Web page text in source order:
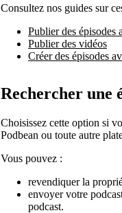
Consultez nos guides sur
Publier des épisodes
Publier des vidéos
Créer des épisodes
Rechercher une
Choisissez cette option si
Podbean ou toute autre
Vous pouvez :
revendiquer la
envoyer votre
podcast.